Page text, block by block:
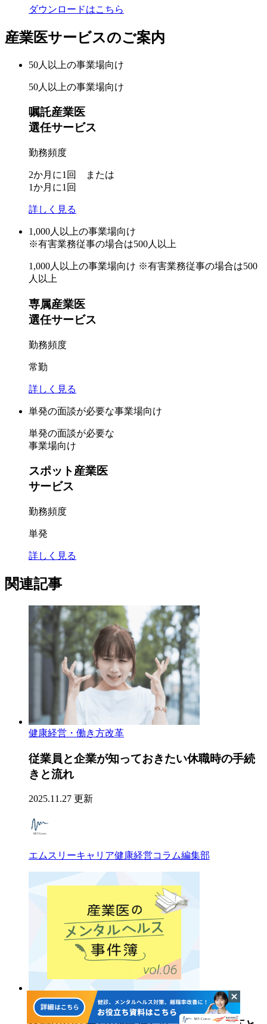
ダウンロードはこちら
産業医サービスのご案内
50人以上の事業場向け
50人以上の事業場向け
嘱託産業医
選任サービス
勤務頻度
2か月に1回 または
1か月に1回
詳しく見る
1,000人以上の事業場向け
※有害業務従事の場合は500人以上
1,000人以上の事業場向け ※有害業務従事の場合は500
人以上
専属産業医
選任サービス
勤務頻度
常勤
詳しく見る
単発の面談が必要な事業場向け
単発の面談が必要な
事業場向け
スポット産業医
サービス
勤務頻度
単発
詳しく見る
関連記事
健康経営・働き方改革
従業員と企業が知っておきたい休職時の手続
きと流れ
2025.11.27 更新
エムスリーキャリア健康経営コラム編集部
専門家コラム・インタビュー